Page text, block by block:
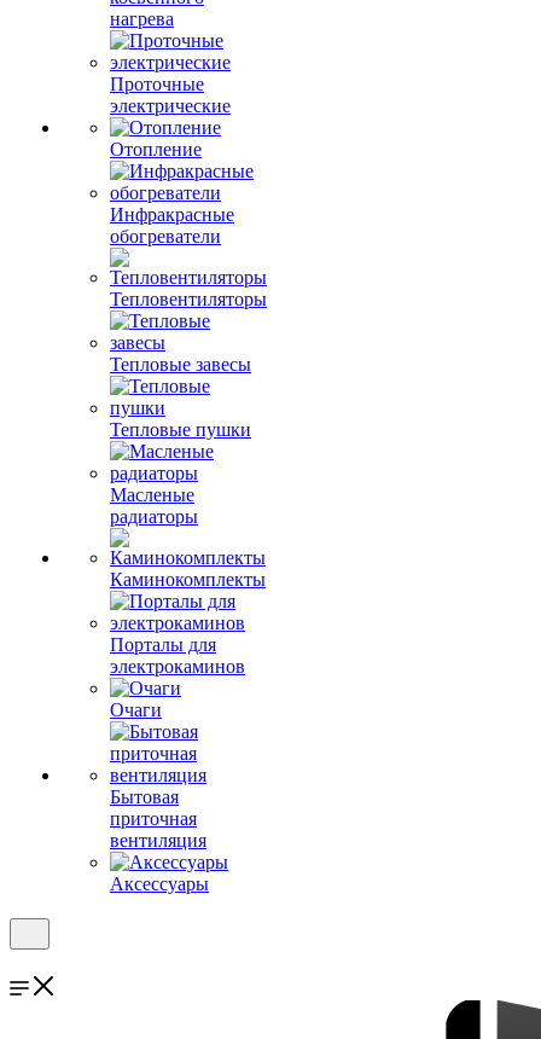
нагрева
Проточные
электрические
Отопление
Инфракрасные
обогреватели
Тепловентиляторы
Тепловые завесы
Тепловые пушки
Масленые
радиаторы
Каминокомплекты
Порталы для
электрокаминов
Очаги
Бытовая
приточная
вентиляция
Аксессуары